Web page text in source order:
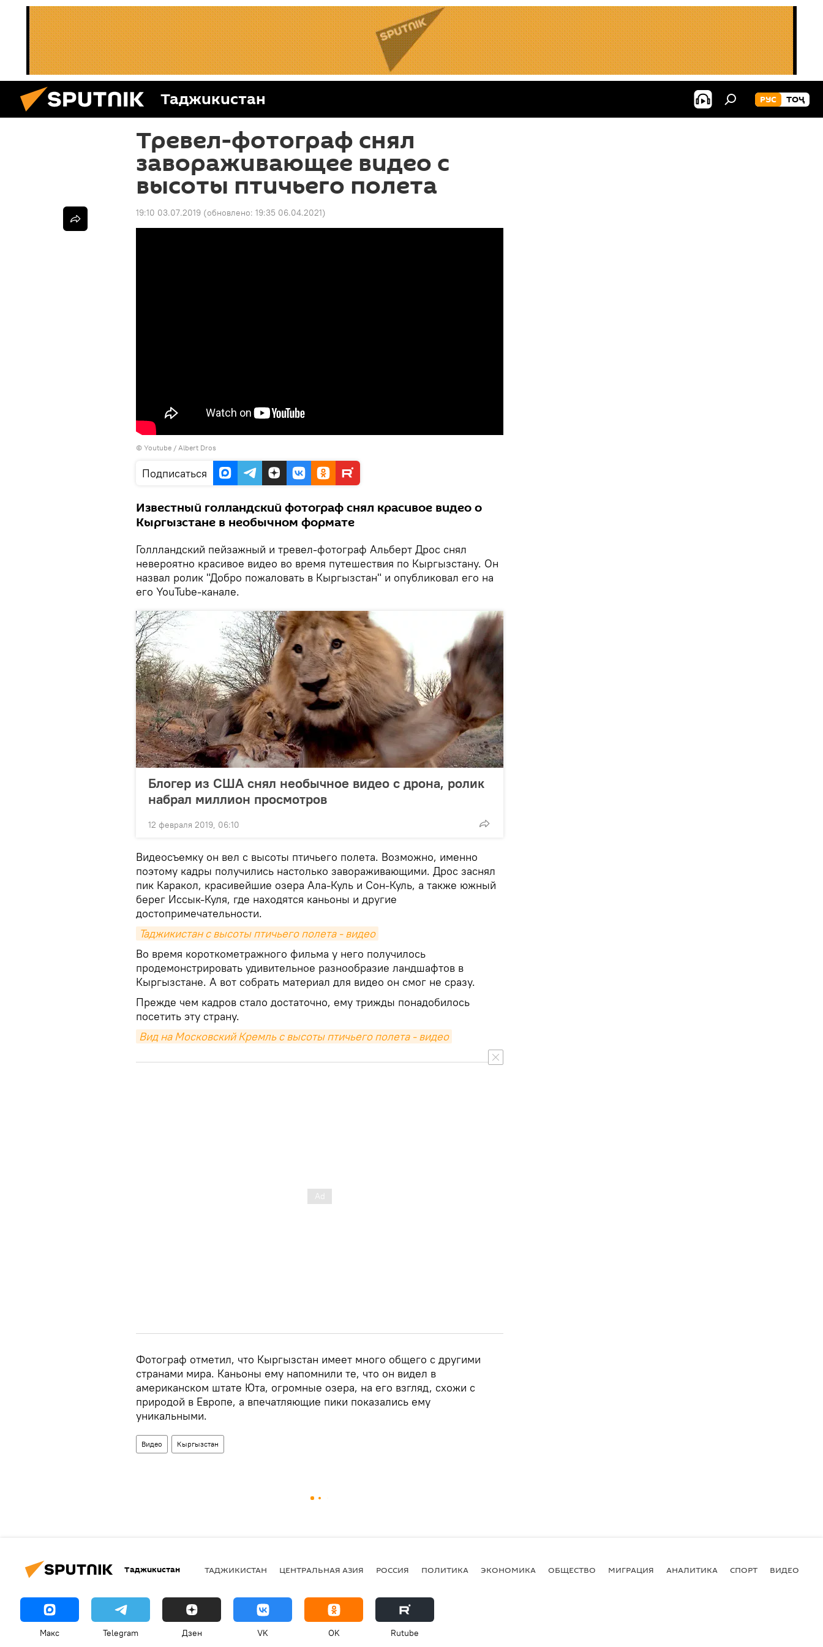
Таджикистан РУС ТОҶ
Тревел-фотограф снял
завораживающее видео с
высоты птичьего полета
19:10 03.07.2019 (обновлено: 19:35 06.04.2021)
© Youtube / Albert Dros
Подписаться
Известный голландский фотограф снял красивое видео о
Кыргызстане в необычном формате
Голлландский пейзажный и тревел-фотограф Альберт Дрос снял
невероятно красивое видео во время путешествия по Кыргызстану. Он
назвал ролик "Добро пожаловать в Кыргызстан" и опубликовал его на
его YouTube-канале.
Блогер из США снял необычное видео с дрона, ролик
набрал миллион просмотров
12 февраля 2019, 06:10
Видеосъемку он вел с высоты птичьего полета. Возможно, именно
поэтому кадры получились настолько завораживающими. Дрос заснял
пик Каракол, красивейшие озера Ала-Куль и Сон-Куль, а также южный
берег Иссык-Куля, где находятся каньоны и другие
достопримечательности.
Таджикистан с высоты птичьего полета - видео
Во время короткометражного фильма у него получилось
продемонстрировать удивительное разнообразие ландшафтов в
Кыргызстане. А вот собрать материал для видео он смог не сразу.
Прежде чем кадров стало достаточно, ему трижды понадобилось
посетить эту страну.
Вид на Московский Кремль с высоты птичьего полета - видео
Фотограф отметил, что Кыргызстан имеет много общего с другими
странами мира. Каньоны ему напомнили те, что он видел в
американском штате Юта, огромные озера, на его взгляд, схожи с
природой в Европе, а впечатляющие пики показались ему
уникальными.
Видео Кыргызстан
Таджикистан ТАДЖИКИСТАН ЦЕНТРАЛЬНАЯ АЗИЯ РОССИЯ ПОЛИТИКА ЭКОНОМИКА ОБЩЕСТВО МИГРАЦИЯ АНАЛИТИКА СПОРТ ВИДЕО
Макс Telegram Дзен VK OK Rutube